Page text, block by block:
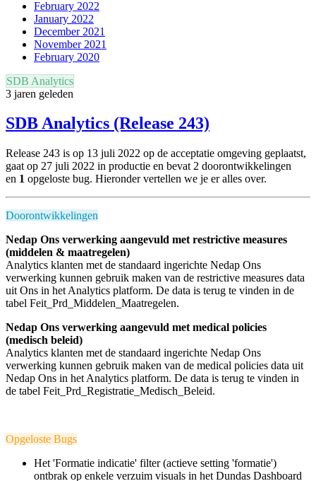
February 2022
January 2022
December 2021
November 2021
February 2020
SDB Analytics
3 jaren geleden
SDB Analytics (Release 243)
Release 243 is op 13 juli 2022 op de acceptatie omgeving geplaatst,
gaat op 27 juli 2022 in productie en bevat 2 doorontwikkelingen
en 1 opgeloste bug. Hieronder vertellen we je er alles over.
Doorontwikkelingen
Nedap Ons verwerking aangevuld met restrictive measures
(middelen & maatregelen)
Analytics klanten met de standaard ingerichte Nedap Ons
verwerking kunnen gebruik maken van de restrictive measures data
uit Ons in het Analytics platform. De data is terug te vinden in de
tabel Feit_Prd_Middelen_Maatregelen.
Nedap Ons verwerking aangevuld met medical policies
(medisch beleid)
Analytics klanten met de standaard ingerichte Nedap Ons
verwerking kunnen gebruik maken van de medical policies data uit
Nedap Ons in het Analytics platform. De data is terug te vinden in
de tabel Feit_Prd_Registratie_Medisch_Beleid.
Opgeloste Bugs
Het 'Formatie indicatie' filter(actieve setting 'formatie')
ontbrak op enkele verzuim visuals in het Dundas Dashboard